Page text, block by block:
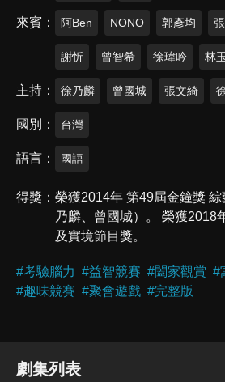
來賓 阿Ben NONO 郭彥均
謝忻 曾智希 徐瑋吟 林
主持 徐乃麟 曾國城 張文綺
國別 台灣
語言 國語
得獎
榮獲2014年 第49屆金鐘獎
乃麟、曾國城）。 榮獲2018
及實境節目獎。
#考驗腦力 #益智競賽 #闔家觀賞 #
#趣味競賽 #聚會遊戲 #完整版
劇集列表